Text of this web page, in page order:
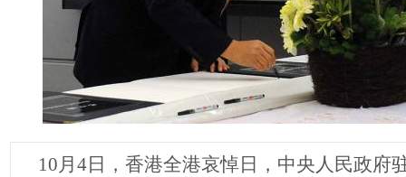
10月4日，香港全港哀悼日，中央人民政府